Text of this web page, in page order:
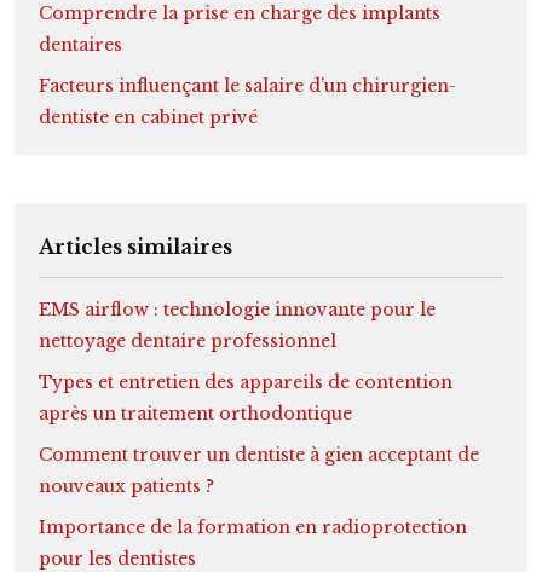
Comprendre la prise en charge des implants
dentaires
Facteurs influençant le salaire d’un chirurgien-
dentiste en cabinet privé
Articles similaires
EMS airflow : technologie innovante pour le
nettoyage dentaire professionnel
Types et entretien des appareils de contention
après un traitement orthodontique
Comment trouver un dentiste à gien acceptant de
nouveaux patients ?
Importance de la formation en radioprotection
pour les dentistes